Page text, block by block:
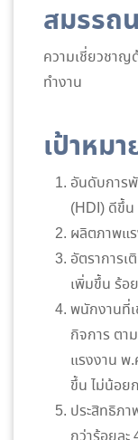
สมรรถ
ความเชี่ยวชา
ทำงาน
เป้าหม
อันดับการ
(HDI) ดีขึ้
ผลิตภาพแ
อัตราการ
เพิ่มขึ้น ร้อ
พนักงานที่
กิจการ ต
แรงงาน พ
ขึ้น ไม่น้อย
ประสิทธิภ